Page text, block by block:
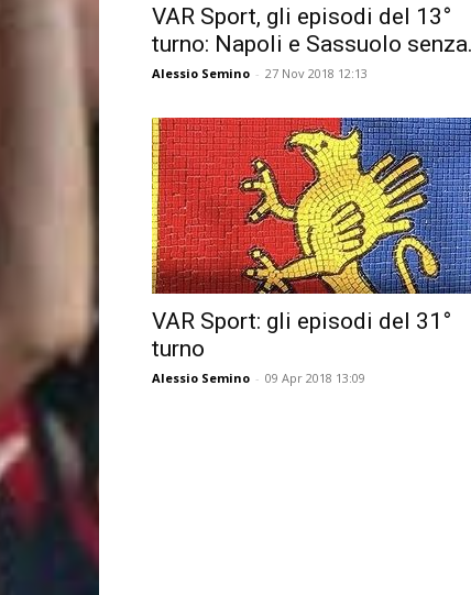
VAR Sport, gli episodi del 13°
turno: Napoli e Sassuolo
Alessio Semino - 27 Nov 2018 12:13
VAR Sport: gli episodi del 31°
turno
Alessio Semino - 09 Apr 2018 13:09